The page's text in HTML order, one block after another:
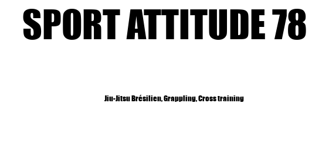
SPORT ATTITUDE 78
Jiu-Jitsu Brésilien, Grappling, Cross training